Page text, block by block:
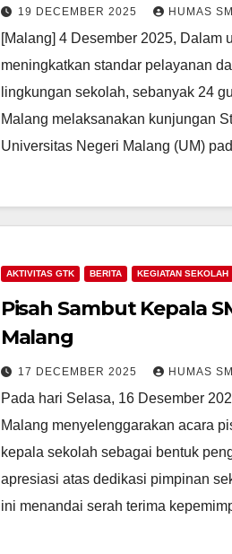
19 DECEMBER 2025 HUMAS
[Malang] 4 Desember 2025, Dalam
meningkatkan standar pelayanan
lingkungan sekolah, sebanyak 24
Malang melaksanakan kunjungan
Universitas Negeri Malang (UM)
AKTIVITAS GTK BERITA KEGIATAN SEKOLAH
Pisah Sambut Kepala
Malang
17 DECEMBER 2025 HUMAS
Pada hari Selasa, 16 Desember
Malang menyelenggarakan acara
kepala sekolah sebagai bentuk
apresiasi atas dedikasi pimpinan
ini menandai serah terima